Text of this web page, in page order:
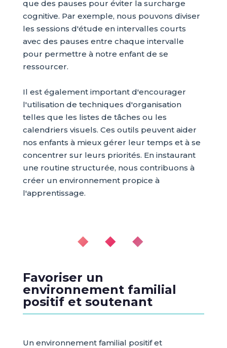
que des pauses pour éviter la surcharge
cognitive. Par exemple, nous pouvons diviser
les sessions d'étude en intervalles courts
avec des pauses entre chaque intervalle
pour permettre à notre enfant de se
ressourcer.
Il est également important d'encourager
l'utilisation de techniques d'organisation
telles que les listes de tâches ou les
calendriers visuels. Ces outils peuvent aider
nos enfants à mieux gérer leur temps et à se
concentrer sur leurs priorités. En instaurant
une routine structurée, nous contribuons à
créer un environnement propice à
l'apprentissage.
◆ ◆ ◆
Favoriser un
environnement familial
positif et soutenant
Un environnement familial positif et